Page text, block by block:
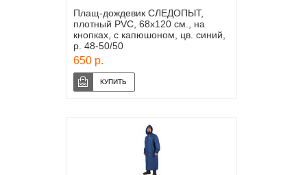
Плащ-дождевик СЛЕДОПЫТ,
плотный PVC, 68х120 см., на
кнопках, с капюшоном, цв. синий,
р. 48-50/50
650 р.